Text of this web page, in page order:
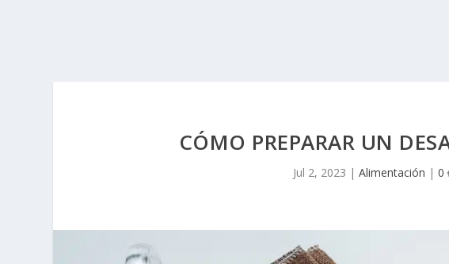
CÓMO PREPARAR UN
Jul 2, 2023 |Alimentación |0